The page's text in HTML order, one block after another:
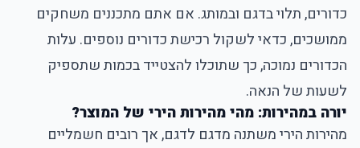
כדורים, תלוי בדגם ובמותג. אם אתם מתכננים משחקים
ממושכים, כדאי לשקול רכישת כדורים נוספים. עלות
הכדורים נמוכה, כך שתוכלו להצטייד בכמות שתספיק
לשעות של הנאה.
יורה במהירות: מהי מהירות הירי של המוצר?
מהירות הירי משתנה מדגם לדגם, אך רובים חשמליים